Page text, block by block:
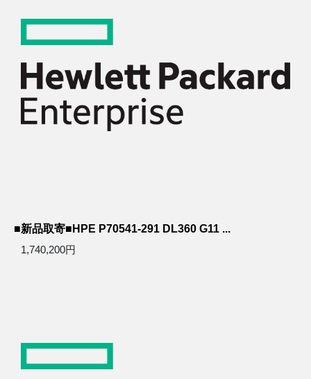
■新品取寄■HPE P70541-291 DL360 G11 ...
1,740,200円